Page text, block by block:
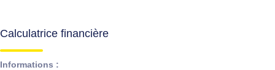
Calculatrice financière
Informations :